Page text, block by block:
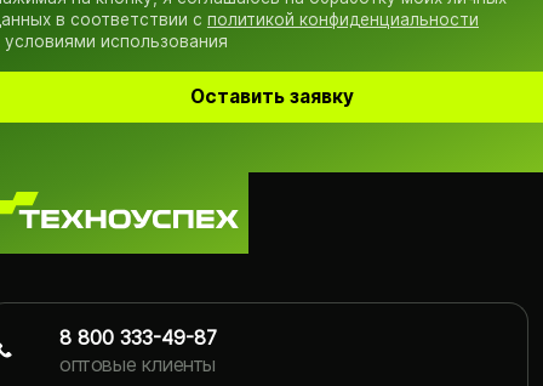
в соответствии с политикой конфиденциальности
условиями использования
Оставить заявку
8 800 333-49-87
оптовые клиенты